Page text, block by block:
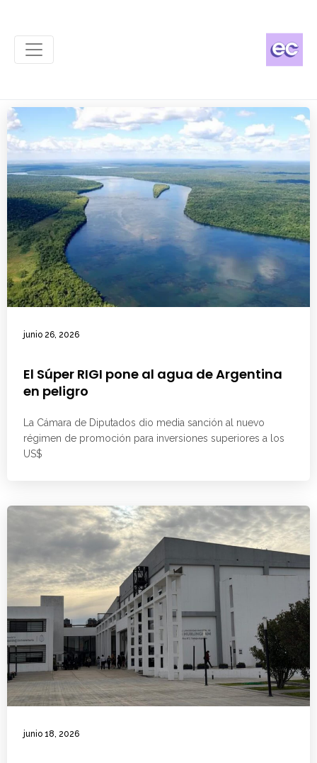
junio 26, 2026
El Súper RIGI pone al agua de Argentina
en peligro
La Cámara de Diputados dio media sanción al nuevo
régimen de promoción para inversiones superiores a los
US$
junio 18, 2026